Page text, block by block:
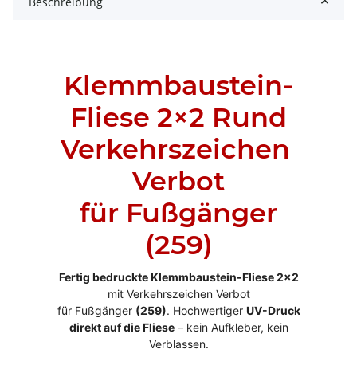
Klemmbaustein-
Fliese 2×2 Rund
Verkehrszeichen
Verbot
für Fußgänger
(259)
Fertig bedruckte Klemmbaustein-Fliese 2x2
mit Verkehrszeichen Verbot
für Fußgänger (259). Hochwertiger UV-Druck
direkt auf die Fliese– kein Aufkleber, kein
Verblassen.